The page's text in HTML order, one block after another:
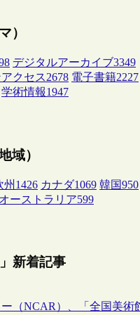
）
デジタルアーカイブ3349
クセス2678 電子書籍2227
学術情報1947
域）
州 1426 カナダ1069 韓国950
オーストラリア599
新着記事
（NCAR）、「全国美術